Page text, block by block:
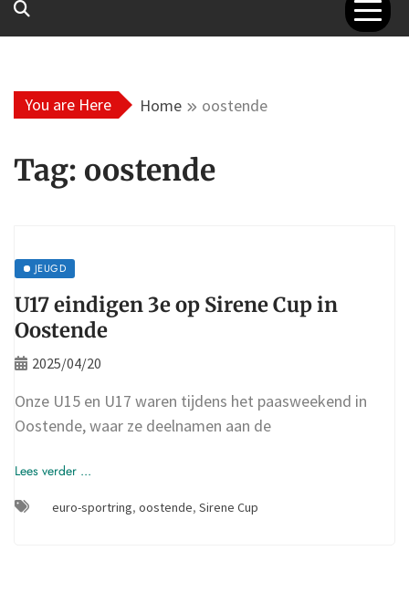
You are Here Home oostende
Tag: oostende
JEUGD
U17 eindigen 3e op Sirene Cup in
Oostende
2025/04/20
Onze U15 en U17 waren tijdens het paasweekend in
Oostende, waar ze deelnamen aan de
Lees verder ...
euro-sportring, oostende, Sirene Cup